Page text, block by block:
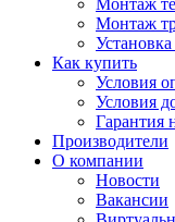
Монтаж
Монтаж
Как купить
Условия
Условия
Гарантия
Производители
О компании
Новости
Вакансии